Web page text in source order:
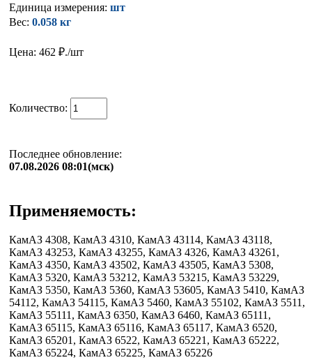
Единица измерения: шт
Вес: 0.058 кг
Цена: 462 ₽./шт
Количество:
Последнее обновление:
07.08.2026 08:01(мск)
Применяемость:
КамАЗ 4308, КамАЗ 4310, КамАЗ 43114, КамАЗ 43118,
КамАЗ 43253, КамАЗ 43255, КамАЗ 4326, КамАЗ 43261,
КамАЗ 4350, КамАЗ 43502, КамАЗ 43505, КамАЗ 5308,
КамАЗ 5320, КамАЗ 53212, КамАЗ 53215, КамАЗ 53229,
КамАЗ 5350, КамАЗ 5360, КамАЗ 53605, КамАЗ 5410, КамАЗ
54112, КамАЗ 54115, КамАЗ 5460, КамАЗ 55102, КамАЗ 5511,
КамАЗ 55111, КамАЗ 6350, КамАЗ 6460, КамАЗ 65111,
КамАЗ 65115, КамАЗ 65116, КамАЗ 65117, КамАЗ 6520,
КамАЗ 65201, КамАЗ 6522, КамАЗ 65221, КамАЗ 65222,
КамАЗ 65224, КамАЗ 65225, КамАЗ 65226